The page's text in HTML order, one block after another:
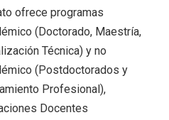
ofrece programas
(Doctorado, Maestría,
Técnica) y no
(Postdoctorados y
Profesional),
Docentes